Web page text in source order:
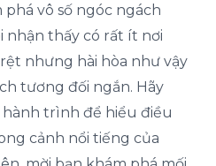
vô số ngóc ngách
nhận thấy có rất ít nơi
nhưng hài hòa như vậy
tương đối ngắn. Hãy
trình để hiểu điều
cảnh nổi tiếng của